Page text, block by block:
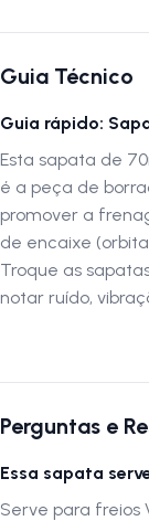
Guia Técnico
Guia rápido:
Esta sapata de
é a peça de
promover a
de encaixe
Troque as
notar ruído,
Perguntas e
Essa sapata
Serve para freios